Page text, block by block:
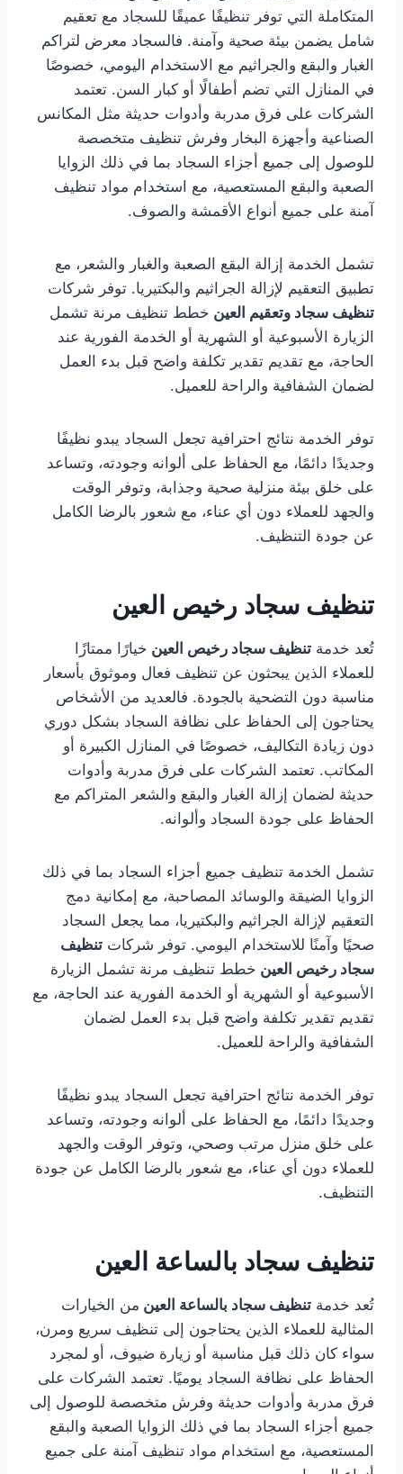
المتكاملة التي توفر تنظيفًا عميقًا للسجاد مع تعقيم
شامل يضمن بيئة صحية وآمنة. فالسجاد معرض لتراكم
الغبار والبقع والجراثيم مع الاستخدام اليومي، خصوصًا
في المنازل التي تضم أطفالًا أو كبار السن. تعتمد
الشركات على فرق مدربة وأدوات حديثة مثل المكانس
الصناعية وأجهزة البخار وفرش تنظيف متخصصة
للوصول إلى جميع أجزاء السجاد بما في ذلك الزوايا
الصعبة والبقع المستعصية، مع استخدام مواد تنظيف
آمنة على جميع أنواع الأقمشة والصوف.
تشمل الخدمة إزالة البقع الصعبة والغبار والشعر، مع
تطبيق التعقيم لإزالة الجراثيم والبكتيريا. توفر شركات
تنظيف سجاد وتعقيم العين خطط تنظيف مرنة تشمل
الزيارة الأسبوعية أو الشهرية أو الخدمة الفورية عند
الحاجة، مع تقديم تقدير تكلفة واضح قبل بدء العمل
لضمان الشفافية والراحة للعميل.
توفر الخدمة نتائج احترافية تجعل السجاد يبدو نظيفًا
وجديدًا دائمًا، مع الحفاظ على ألوانه وجودته، وتساعد
على خلق بيئة منزلية صحية وجذابة، وتوفر الوقت
والجهد للعملاء دون أي عناء، مع شعور بالرضا الكامل
عن جودة التنظيف.
تنظيف سجاد رخيص العين
تُعد خدمة تنظيف سجاد رخيص العين خيارًا ممتازًا
للعملاء الذين يبحثون عن تنظيف فعال وموثوق بأسعار
مناسبة دون التضحية بالجودة. فالعديد من الأشخاص
يحتاجون إلى الحفاظ على نظافة السجاد بشكل دوري
دون زيادة التكاليف، خصوصًا في المنازل الكبيرة أو
المكاتب. تعتمد الشركات على فرق مدربة وأدوات
حديثة لضمان إزالة الغبار والبقع والشعر المتراكم مع
الحفاظ على جودة السجاد وألوانه.
تشمل الخدمة تنظيف جميع أجزاء السجاد بما في ذلك
الزوايا الضيقة والوسائد المصاحبة، مع إمكانية دمج
التعقيم لإزالة الجراثيم والبكتيريا، مما يجعل السجاد
صحيًا وآمنًا للاستخدام اليومي. توفر شركات تنظيف
سجاد رخيص العين خطط تنظيف مرنة تشمل الزيارة
الأسبوعية أو الشهرية أو الخدمة الفورية عند الحاجة، مع
تقديم تقدير تكلفة واضح قبل بدء العمل لضمان
الشفافية والراحة للعميل.
توفر الخدمة نتائج احترافية تجعل السجاد يبدو نظيفًا
وجديدًا دائمًا، مع الحفاظ على ألوانه وجودته، وتساعد
على خلق منزل مرتب وصحي، وتوفر الوقت والجهد
للعملاء دون أي عناء، مع شعور بالرضا الكامل عن جودة
التنظيف.
تنظيف سجاد بالساعة العين
تُعد خدمة تنظيف سجاد بالساعة العين من الخيارات
المثالية للعملاء الذين يحتاجون إلى تنظيف سريع ومرن،
سواء كان ذلك قبل مناسبة أو زيارة ضيوف، أو لمجرد
الحفاظ على نظافة السجاد يوميًا. تعتمد الشركات على
فرق مدربة وأدوات حديثة وفرش متخصصة للوصول إلى
جميع أجزاء السجاد بما في ذلك الزوايا الصعبة والبقع
المستعصية، مع استخدام مواد تنظيف آمنة على جميع